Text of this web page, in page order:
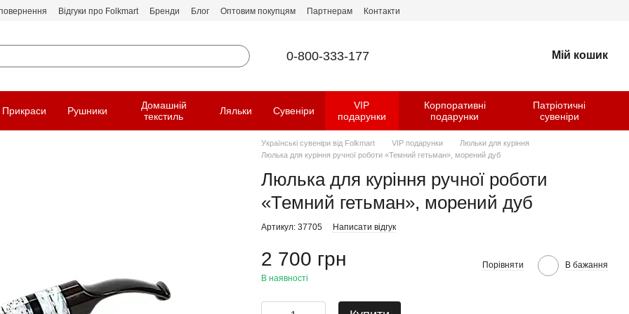
Відгуки про Folkmart Бренди Блог Оптовим покупцям Партнерам Контакти
0-800-333-177 Мій кошик
Прикраси Рушники
Домашній
текстиль
Ляльки Сувеніри
VIP
подарунки
Корпоративні
подарунки
Патріотичні
сувеніри
Українські сувеніри від Folkmart VIP подарунки
Люльки для куріння
Люлька для куріння ручної роботи «Темний гетьман», морений дуб
Люлька для куріння ручної роботи
«Темний гетьман», морений дуб
Артикул: 37705 Написати відгук
2 700 грн
В наявності
Порівняти В бажання